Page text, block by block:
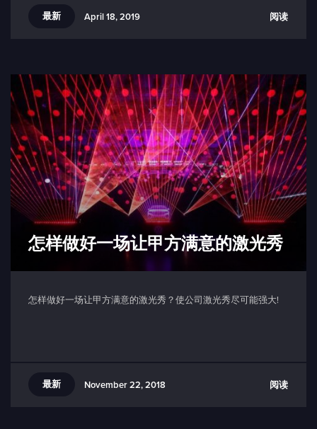
最新 April 18, 2019 阅读
怎样做好一场让甲方满意的激光秀
怎样做好一场让甲方满意的激光秀？使公司激光秀尽可能强大!
最新 November 22, 2018 阅读